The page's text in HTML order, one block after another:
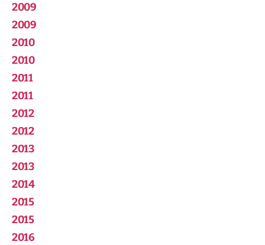
2009
2009
2010
2010
2011
2011
2012
2012
2013
2013
2014
2015
2015
2016